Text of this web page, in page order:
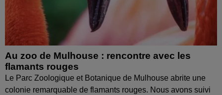
Au zoo de Mulhouse : rencontre avec les
flamants rouges
Le Parc Zoologique et Botanique de Mulhouse abrite une
colonie remarquable de flamants rouges. Nous avons suivi